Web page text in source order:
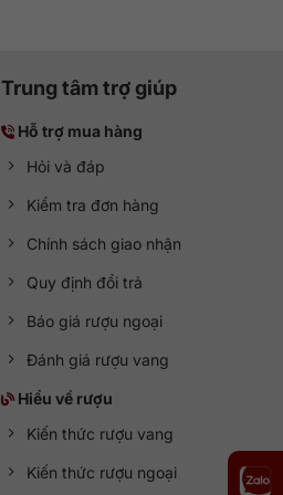
Trung tâm trợ giúp
Hỗ trợ mua hàng
Hỏi và đáp
Kiểm tra đơn hàng
Chính sách giao nhận
Quy định đổi trả
Báo giá rượu ngoại
Đánh giá rượu vang
Hiểu về rượu
Kiến thức rượu vang
Kiến thức rượu ngoại